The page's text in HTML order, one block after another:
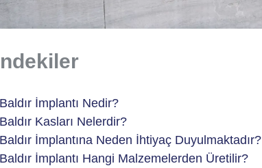
Baldır İmplantı Nedir?
Baldır Kasları Nelerdir?
Baldır İmplantına Neden İhtiyaç Duyulmaktadır?
Baldır İmplantı Hangi Malzemelerden Üretilir?